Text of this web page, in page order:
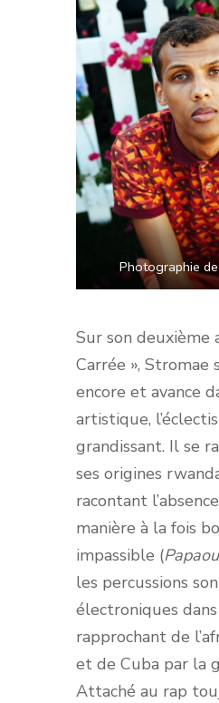
Photographie
Sur son deuxième
Carrée », Stromae
encore et avance
artistique,
grandissant. Il se
ses origines
racontant
manière à la fois
impassible (
les percussions
électroniques dans
rapprochant de
et de Cuba par la
Attaché au rap